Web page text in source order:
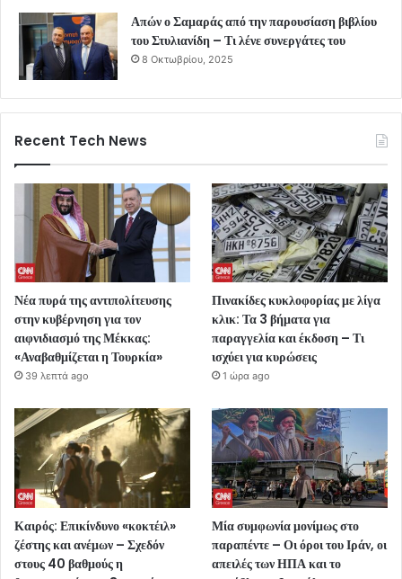
Απών ο Σαμαράς από την παρουσίαση βιβλίου
του Στυλιανίδη – Τι λένε συνεργάτες του
8 Οκτωβρίου, 2025
Recent Tech News
Νέα πυρά της αντιπολίτευσης
στην κυβέρνηση για τον
αιφνιδιασμό της Μέκκας:
«Αναβαθμίζεται η Τουρκία»
39 λεπτά ago
Πινακίδες κυκλοφορίας με λίγα
κλικ: Τα 3 βήματα για
παραγγελία και έκδοση – Τι
ισχύει για κυρώσεις
1 ώρα ago
Καιρός: Επικίνδυνο «κοκτέιλ»
ζέστης και ανέμων – Σχεδόν
στους 40 βαθμούς η
Μία συμφωνία μονίμως στο
παραπέντε – Οι όροι του Ιράν, οι
απειλές των ΗΠΑ και το